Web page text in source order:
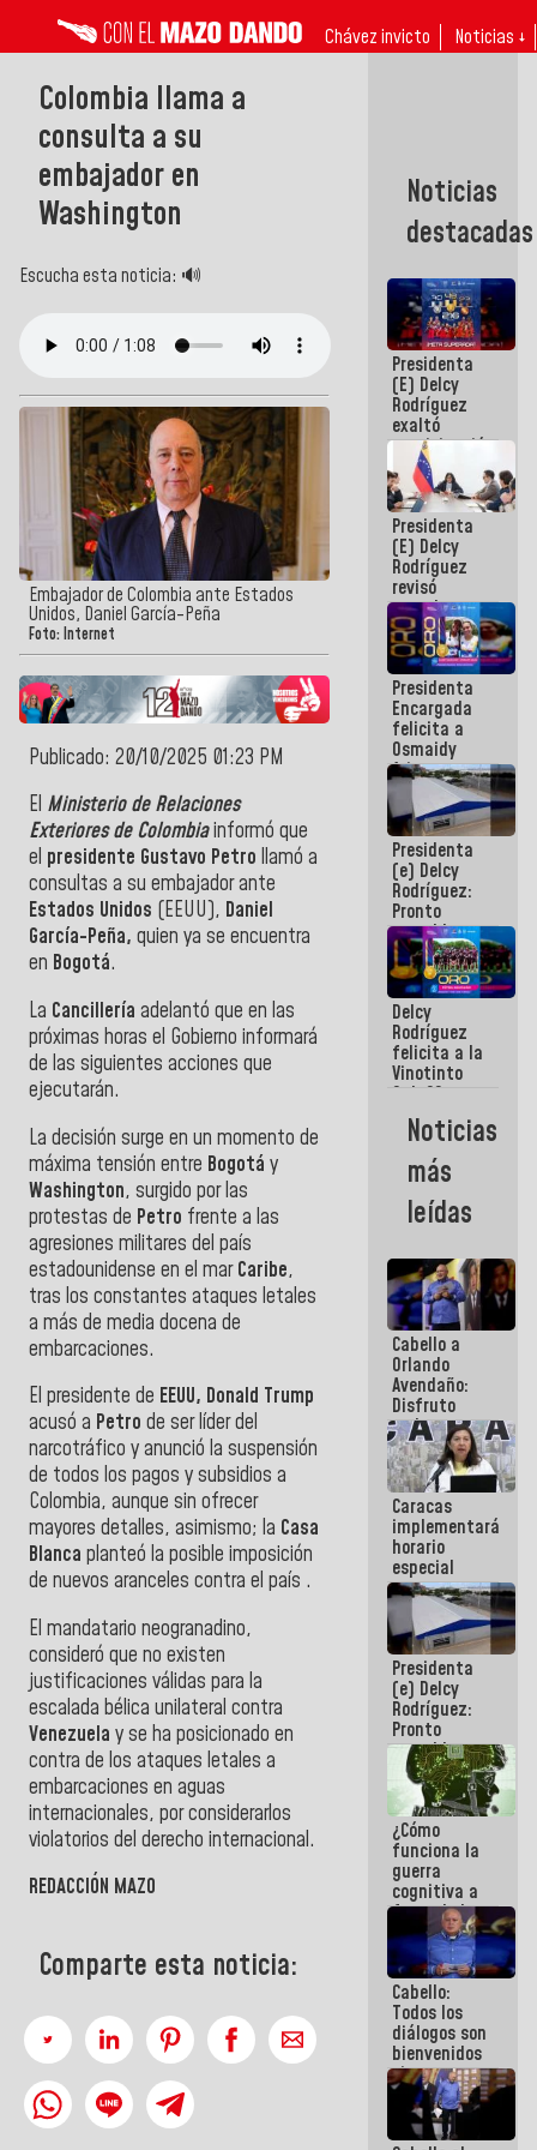
Chávez invicto Noticias ↓
Colombia llama a
consulta a su
embajador en
Washington
Escucha esta noticia: 🔊
Embajador de Colombia ante Estados
Unidos, Daniel García-Peña
Foto: Internet
Publicado: 20/10/2025 01:23 PM
El Ministerio de Relaciones
Exteriores de Colombiainformó que
el presidente Gustavo Petro llamó a
consultas a su embajador ante
Estados Unidos (EEUU), Daniel
García-Peña, quien ya se encuentra
en Bogotá.
La Cancillería adelantó que en las
próximas horas el Gobierno informará
de las siguientes acciones que
ejecutarán.
La decisión surge en un momento de
máxima tensión entre Bogotá y
Washington, surgido por las
protestas de Petro frente a las
agresiones militares del país
estadounidense en el marCaribe,
tras los constantes ataques letales
a más de media docena de
embarcaciones.
El presidente de EEUU, Donald Trump
acusó a Petro de ser líder del
narcotráfico y anunció la suspensión
de todos los pagos y subsidios a
Colombia, aunque sin ofrecer
mayores detalles, asimismo; la Casa
Blanca planteó la posible imposición
de nuevos aranceles contra el país .
El mandatario neogranadino,
consideró que no existen
justificaciones válidas para la
escalada bélica unilateral contra
Venezuela y se ha posicionado en
contra de los ataques letales a
embarcaciones en aguas
internacionales, por considerarlos
violatorios del derecho internacional.
REDACCIÓN MAZO
Comparte esta noticia:
Noticias
destacadas
Presidenta
(E) Delcy
Rodríguez
exaltó
participación
de
Venezuela
en Juegos
Centroamericanos
y del Caribe
2026
Presidenta
(E) Delcy
Rodríguez
revisó
agenda
económica y
ejecución de
fondos de
emergencia
post-sismos
Presidenta
Encargada
felicita a
Osmaidy
Arias y
Giraly
Marcano por
hacer
historia en
los
Centroamericanos
Presidenta
(e) Delcy
Rodríguez:
Pronto
restableceremos
las
operaciones
en el
Aeropuerto
Internacional
de
Maiquetía
Delcy
Rodríguez
felicita a la
Vinotinto
Sub 20
campeona
frente
México Sub
23 en los
Centroamericanos
Noticias
más
leídas
Cabello a
Orlando
Avendaño:
Disfruto
cada vez
que escribes
porque lo
que haces
es
embarrarla
Caracas
implementará
horario
especial
para
adaptarse
al plan de
ahorro
energético
Presidenta
(e) Delcy
Rodríguez:
Pronto
restableceremos
las
operaciones
en el
Aeropuerto
Internacional
de
Maiquetía
¿Cómo
funciona la
guerra
cognitiva a
favor de la
narrativa
hegemónica?
(1)
Cabello:
Todos los
diálogos son
bienvenidos
siempre que
estén en el
marco de la
Constitución